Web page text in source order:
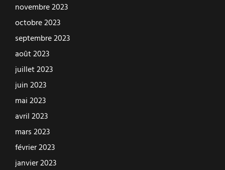
novembre 2023
octobre 2023
septembre 2023
août 2023
juillet 2023
juin 2023
mai 2023
avril 2023
mars 2023
février 2023
janvier 2023